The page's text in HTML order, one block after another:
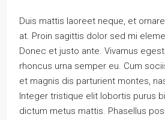
Duis mattis laoreet neque, et
at. Proin sagittis dolor sed mi
Donec et justo ante. Vivamus
rhoncus urna semper eu. Cum
et magnis dis parturient montes,
Integer tristique elit lobortis purus
dictum metus mattis. Phasellus